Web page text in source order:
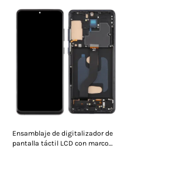
Ensamblaje de digitalizador de
pantalla táctil LCD con marco